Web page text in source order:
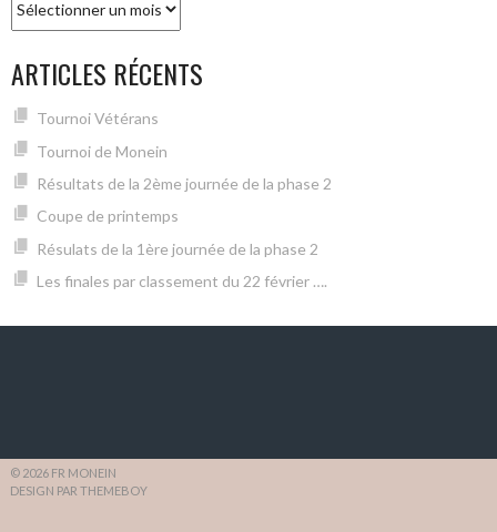
ARTICLES RÉCENTS
Tournoi Vétérans
Tournoi de Monein
Résultats de la 2ème journée de la phase 2
Coupe de printemps
Résulats de la 1ère journée de la phase 2
Les finales par classement du 22 février ….
© 2026 FR MONEIN
DESIGN PAR THEMEBOY